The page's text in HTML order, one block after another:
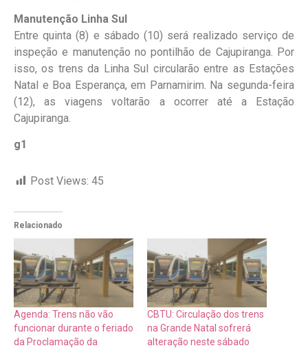
Manutenção Linha Sul
Entre quinta (8) e sábado (10) será realizado serviço de
inspeção e manutenção no pontilhão de Cajupiranga. Por
isso, os trens da Linha Sul circularão entre as Estações
Natal e Boa Esperança, em Parnamirim. Na segunda-feira
(12), as viagens voltarão a ocorrer até a Estação
Cajupiranga.
g1
Post Views: 45
Relacionado
Agenda: Trens não vão
funcionar durante o feriado
da Proclamação da
CBTU: Circulação dos trens
na Grande Natal sofrerá
alteração neste sábado